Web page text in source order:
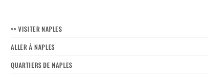
>> VISITER NAPLES
ALLER À NAPLES
QUARTIERS DE NAPLES